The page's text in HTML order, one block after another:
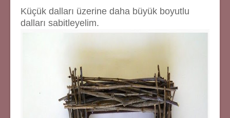
Küçük dalları üzerine daha büyük boyutlu
dalları sabitleyelim.